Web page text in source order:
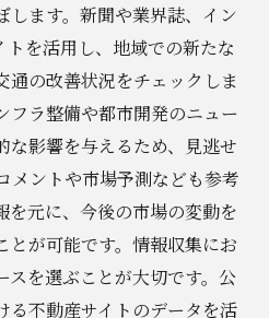
ィとの連携の重要性
プロモーション効果
る地域のパートナーシッ
を通じた売却活動
た売却戦略
く伊勢崎市特有の重要ポ
します。新聞や業界誌、イン
トを活用し、地域での新たな
通の改善状況をチェックしま
フラ整備や都市開発のニュー
な影響を与えるため、見逃せ
メントや市場予測なども参考
を元に、今後の市場の変動を
とが可能です。情報収集にお
スを選ぶことが大切です。公
る不動産サイトのデータを活